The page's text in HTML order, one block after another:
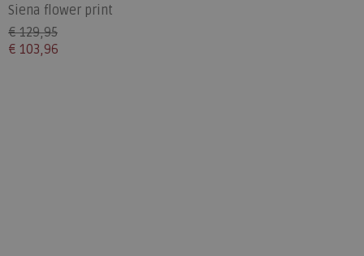
Siena flower print
€ 129,95
€ 103,96